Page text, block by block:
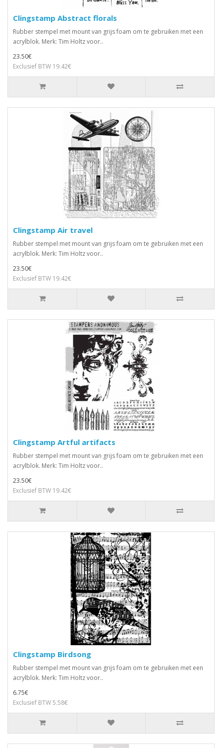
Clingstamp Abstract florals
Rubber stempel met mount van grijs foam om te gebruiken met een
acrylblok. Merk: Tim Holtz voor..
23.50€
Exclusief BTW 19.42€
Clingstamp Air travel
Rubber stempel met mount van grijs foam om te gebruiken met een
acrylblok. Merk: Tim Holtz voor..
23.50€
Exclusief BTW 19.42€
Clingstamp Artful artifacts
Rubber stempel met mount van grijs foam om te gebruiken met een
acrylblok. Merk: Tim Holtz voor..
23.50€
Exclusief BTW 19.42€
Clingstamp Birdsong
Rubber stempel met mount van grijs foam om te gebruiken met een
acrylblok. Merk: Tim Holtz voor..
6.75€
Exclusief BTW 5.58€